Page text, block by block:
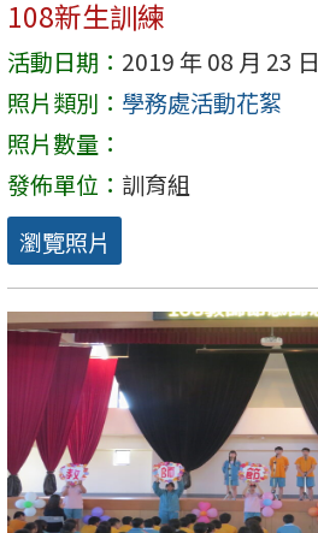
108新生訓練
活動日期： 2019 年 08 月 23 日
照片類別： 學務處活動花絮
照片數量：
發佈單位： 訓育組
瀏覽照片